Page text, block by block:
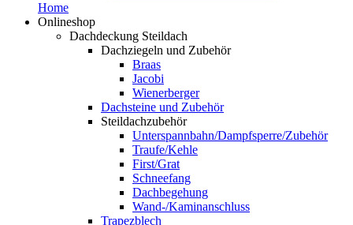
Home
Onlineshop
Dachdeckung Steildach
Dachziegeln und Zubehör
Braas
Jacobi
Wienerberger
Dachsteine und Zubehör
Steildachzubehör
Unterspannbahn/Dampfsperre/Zubehör
Traufe/Kehle
First/Grat
Schneefang
Dachbegehung
Wand-/Kaminanschluss
Trapezblech